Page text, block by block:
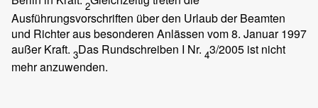
2
Ausführungsvorschriften über den Urlaub der Beamten
und Richter aus besonderen Anlässen vom 8. Januar 1997
außer Kraft. 3Das Rundschreiben I Nr. 43/2005 ist nicht
mehr anzuwenden.